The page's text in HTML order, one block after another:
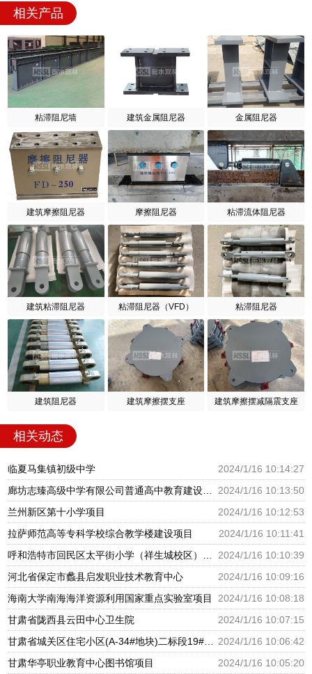
相关产品
粘滞阻尼墙 建筑金属阻尼器 金属阻尼器
建筑摩擦阻尼器 摩擦阻尼器 粘滞流体阻尼器
建筑粘滞阻尼器 粘滞阻尼器（VFD） 粘滞阻尼器
建筑阻尼器 建筑摩擦摆支座 建筑摩擦摆减隔震支座
相关动态
临夏马集镇初级中学
2024/1/16 10:14:27
2024/1/16 10:13:50
兰州新区第十小学项目
2024/1/16 10:12:53
拉萨师范高等专科学校综合教学楼建设项目
2024/1/16 10:11:41
2024/1/16 10:10:39
河北省保定市蠡县启发职业技术教育中心
2024/1/16 10:09:16
海南大学南海海洋资源利用国家重点实验室项目
2024/1/16 10:08:18
甘肃省陇西县云田中心卫生院
2024/1/16 10:07:15
2024/1/16 10:06:42
甘肃华亭职业教育中心图书馆项目
2024/1/16 10:05:20